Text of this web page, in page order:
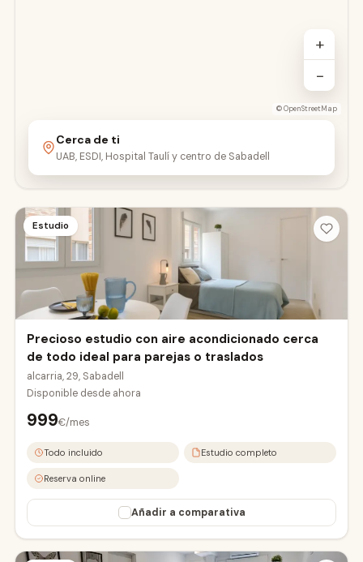
Estudio
Precioso estudio con aire acondicionado cerca
de todo ideal para parejas o traslados
alcarria, 29, Sabadell
Disponible desde ahora
999€/mes
Todo incluido Estudio completo
Reserva online
Añadir a comparativa
OVIEDO2-A
OVIEDO2-B
+
−
©OpenStreetMap
Cerca de ti
UAB, ESDI, Hospital Taulí y centro de Sabadell